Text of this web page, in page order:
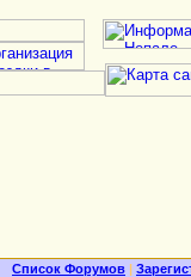
Список Форумов |